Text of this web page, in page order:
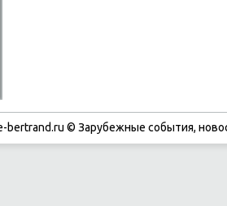
bertrand.ru © Зарубежные события,